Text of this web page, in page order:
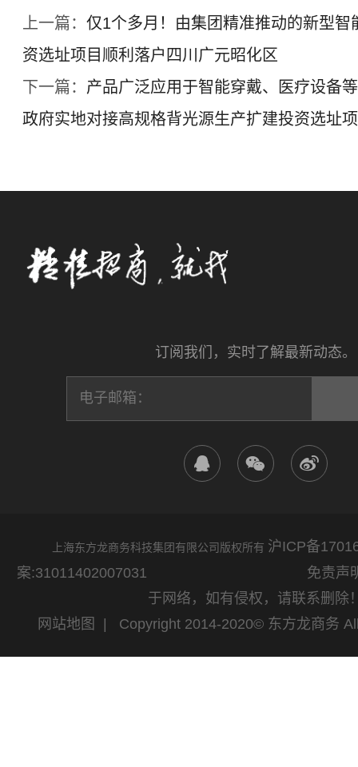
上一篇： 仅1个多月！由集团精准推动的新型智
资选址项目顺利落户四川广元昭化区
下一篇： 产品广泛应用于智能穿戴、医疗设备
政府实地对接高规格背光源生产扩建投资选址
订阅我们，实时了解最新动态。
上海东方龙商务科技集团有限公司版权所有 沪ICP备
案:31011402007031 免责声明：网站
于网络，如有侵权，请联系删除
网站地图
| Copyright 2014-2020© 东方龙商务